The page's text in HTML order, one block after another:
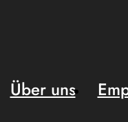
Über uns